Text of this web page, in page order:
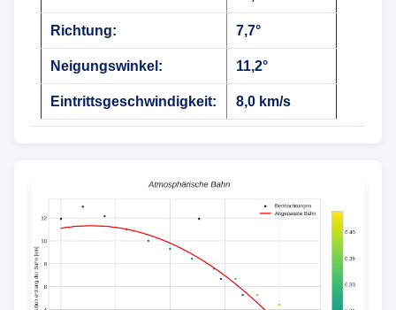
Richtung: 7,7°
Neigungswinkel: 11,2°
Eintrittsgeschwindigkeit: 8,0 km/s